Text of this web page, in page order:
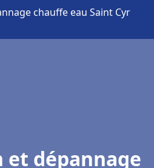
chauffe eau Saint Cyr
dépannage